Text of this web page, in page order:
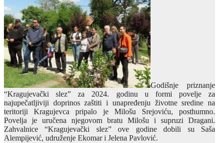
Godišnje priznanje
“Kragujevački slez” za 2024. godinu u formi povelje za
najupečatljiviji doprinos zaštiti i unapređenju životne sredine na
teritoriji Kragujevca pripalo je Milošu Srejoviću, posthumno.
Povelja je uručena njegovom bratu Milošu i supruzi Dragani.
Zahvalnice “Kragujevački slez” ove godine dobili su Saša
Alempijević, udruženje Ekomar i Jelena Pavlović.